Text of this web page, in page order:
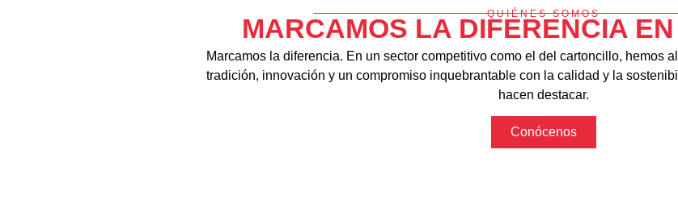
QUIÉNES SOMOS
MARCAMOS LA DIFERENCIA
Marcamos la diferencia. En un sector competitivo como el del cartoncillo, hemos
tradición, innovación y un compromiso inquebrantable con la calidad y la
hacen destacar.
Conócenos